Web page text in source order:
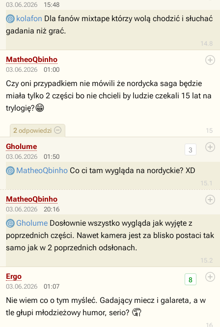
03.06.2026 15:48
14.8
kolafon Dla fanów mixtape którzy wolą chodzić i słuchać
gadania niż grać.
03.06.2026 01:00
15
2 odpowiedzi
MatheoQbinho
Czy oni przypadkiem nie mówili że nordycka saga będzie
miała tylko 2 części bo nie chcieli by ludzie czekali 15 lat na
trylogię?😁
03.06.2026 01:50
15.1
3
Gholume
MatheoQbinho Co ci tam wygląda na nordyckie? XD
03.06.2026 20:16
15.2
MatheoQbinho
Gholume Dosłownie wszystko wygląda jak wyjęte z
poprzednich części. Nawet kamera jest za blisko postaci tak
samo jak w 2 poprzednich odsłonach.
03.06.2026 01:07
16
8
Ergo
Nie wiem co o tym myśleć. Gadający miecz i galareta, a w
tle głupi młodzieżowy humor, serio? 🤦